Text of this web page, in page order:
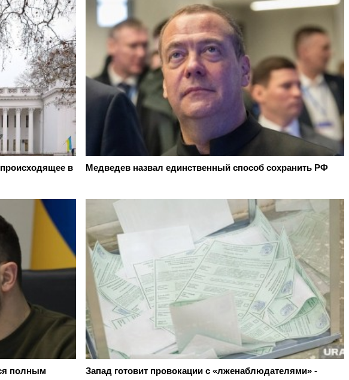
в
Медведев назвал единственный способ сохранить РФ
полным
Запад готовит провокации с «лженаблюдателями» -